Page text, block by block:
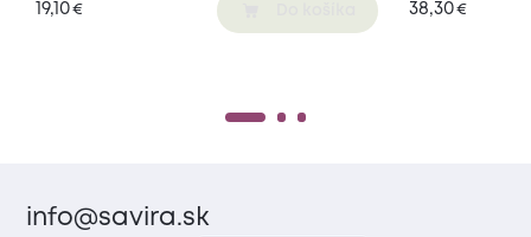
19,10€ 38,30€
info@savira.sk